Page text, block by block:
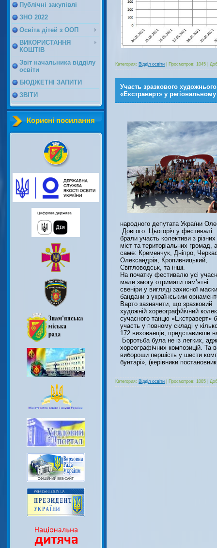
Публічні закупівлі
ЗНО 2022
Освіта дітей з ООП
ВИКОРИСТАННЯ
КОШТІВ
Звіт начальника відділу
освіти
БЮДЖЕТНІ ЗАПИТИ
ЗВІТИ
Корисні посилання
Категория: Відділ освіти Просмотров: 1045
Участь зразкового
«Екстраверт» у
народного депутата України
Довгого. Цьогоріч у фестивалі
брали участь колективи з різних
міст та територіальних громад, а
саме: Кременчук, Дніпро,
Олександрія, Кропивницький,
Світловодськ, та інші.
На початку фестивалю усі
мали змогу отримати пам’ятні
свеніри у вигляді захисної
бандани з українським
Варто зазначити, що зразковий
художній хореографйічний
сучасного танцю «Екстраверт»
участь у повному складі у
172 вихованців, представивши
Боротьба була не із легких,
хореографічних композицій. Та
вибороши першість у шести
бунтарі», (керівники
Категория: Відділ освіти Просмотров: 1085